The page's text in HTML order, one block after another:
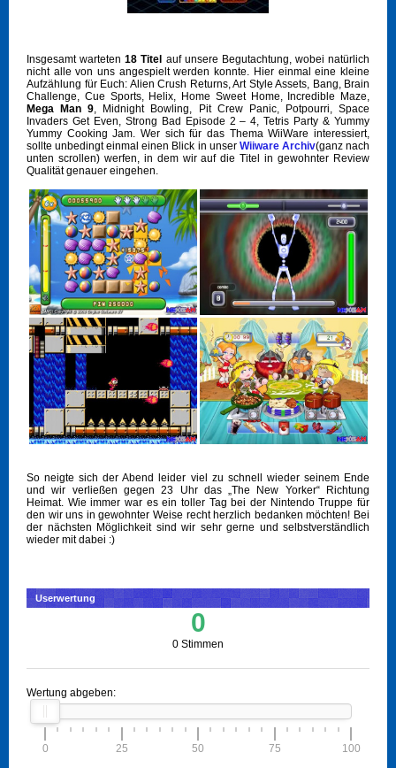
Insgesamt warteten18 Titel auf unsere Begutachtung, wobei natürlich
nicht alle von uns angespielt werden konnte. Hier einmal eine kleine
Aufzählung für Euch: Alien Crush Returns, Art Style Assets, Bang, Brain
Challenge, Cue Sports, Helix, Home Sweet Home, Incredible Maze,
Mega Man 9, Midnight Bowling, Pit Crew Panic, Potpourri, Space
Invaders Get Even, Strong Bad Episode 2 – 4, Tetris Party & Yummy
Yummy Cooking Jam. Wer sich für das Thema WiiWare interessiert,
sollte unbedingt einmal einen Blick in unser Wiiware Archiv(ganz nach
unten scrollen) werfen, in dem wir auf die Titel in gewohnter Review
Qualität genauer eingehen.
So neigte sich der Abend leider viel zu schnell wieder seinem Ende
und wir verließen gegen 23 Uhr das „The New Yorker“ Richtung
Heimat. Wie immer war es ein toller Tag bei der Nintendo Truppe für
den wir uns in gewohnter Weise recht herzlich bedanken möchten! Bei
der nächsten Möglichkeit sind wir sehr gerne und selbstverständlich
wieder mit dabei :)
Userwertung
0
0 Stimmen
Wertung abgeben:
0 25 50 75 100